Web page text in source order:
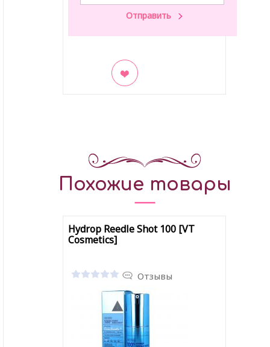
Похожие товары
Hydrop Reedle Shot 100 [VT
Cosmetics]
Отзывы